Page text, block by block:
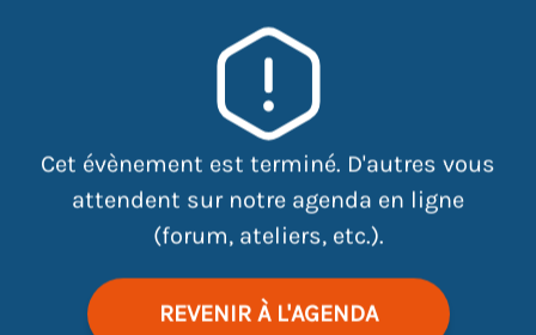
Cet évènement est terminé. D'autres vous
attendent sur notre agenda en ligne
(forum, ateliers, etc.).
REVENIR À L'AGENDA
5 rue d'Autriche, 44000
Nantes